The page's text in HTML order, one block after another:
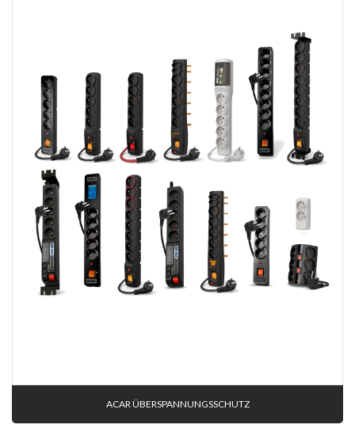
ACAR ÜBERSPANNUNGSSCHUTZ